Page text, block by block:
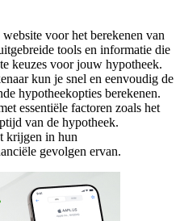
voor het berekenen van
tools en informatie die
keuzes voor jouw hypotheek.
kun je snel en eenvoudig de
hypotheekopties berekenen.
essentiële factoren zoals het
van de hypotheek.
krijgen in hun
gevolgen ervan.